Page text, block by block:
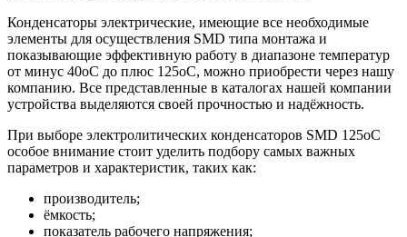
Конденсаторы электрические, имеющие все необходимые
элементы для осуществления SMD типа монтажа и
показывающие эффективную работу в диапазоне температур
от минус 40оС до плюс 125оС, можно приобрести через нашу
компанию. Все представленные в каталогах нашей компании
устройства выделяются своей прочностью и надёжность.
При выборе электролитических конденсаторов SMD 125оС
особое внимание стоит уделить подбору самых важных
параметров и характеристик, таких как:
производитель;
ёмкость;
показатель рабочего напряжения;